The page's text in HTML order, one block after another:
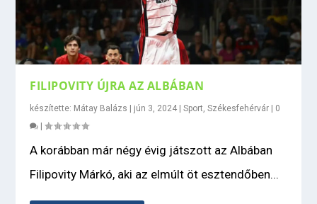
FILIPOVITY ÚJRA AZ ALBÁBAN
készítette: Mátay Balázs | jún 3, 2024 |Sport ,Székesfehérvár | 0
|
A korábban már négy évig játszott az Albában
Filipovity Márkó, aki az elmúlt öt esztendőben...